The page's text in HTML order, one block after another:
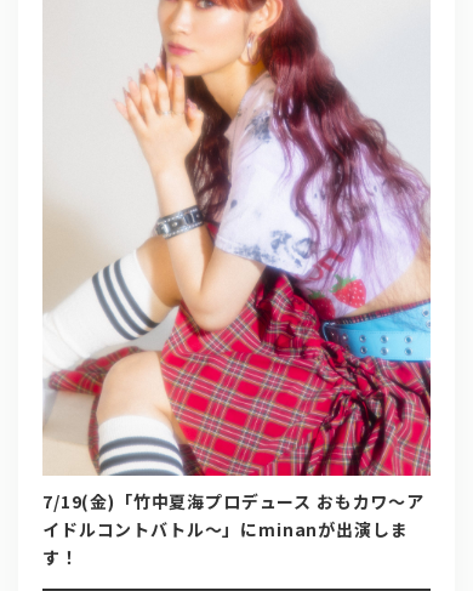
7/19(金)「竹中夏海プロデュース おもカワ〜ア
イドルコントバトル〜」にminanが出演しま
す！
問い合わせ, 取材,出演依頼
lyrical school official web shop